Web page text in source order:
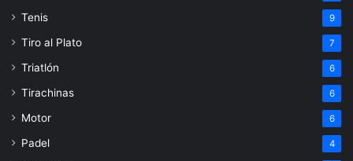
Tenis 9
Tiro al Plato 7
Triatlón 6
Tirachinas 6
Motor 6
Padel 4